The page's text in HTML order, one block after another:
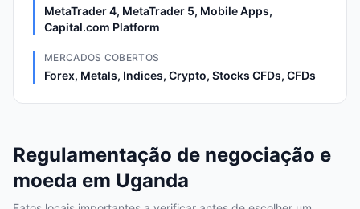
MetaTrader 4, MetaTrader 5, Mobile Apps,
Capital.com Platform
MERCADOS COBERTOS
Forex, Metals, Indices, Crypto, Stocks CFDs, CFDs
Regulamentação de negociação e
moeda em Uganda